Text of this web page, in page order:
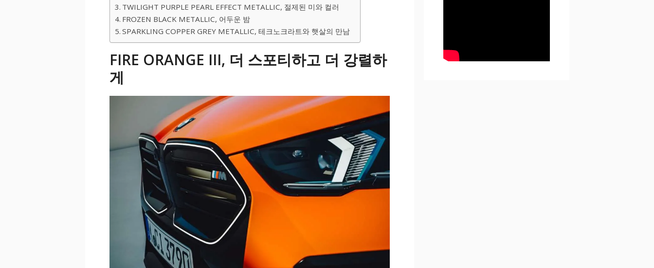
TWILIGHT PURPLE PEARL EFFECT METALLIC, 절제된 미와 컬러
FROZEN BLACK METALLIC, 어두운 밤
SPARKLING COPPER GREY METALLIC, 테크노크라트와 햇살의 만남
FIRE ORANGE III, 더 스포티하고 더 강렬하
게